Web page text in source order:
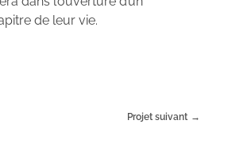
de leur vie.
Projet suivant